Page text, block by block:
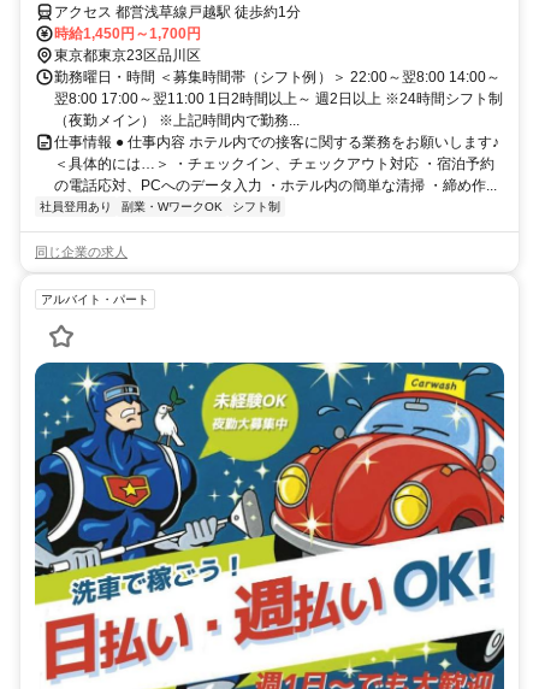
アクセス 都営浅草線戸越駅 徒歩約1分
時給1,450円～1,700円
東京都東京23区品川区
勤務曜日・時間 ＜募集時間帯（シフト例）＞ 22:00～翌8:00 14:00～
翌8:00 17:00～翌11:00 1日2時間以上～ 週2日以上 ※24時間シフト制
（夜勤メイン） ※上記時間内で勤務...
仕事情報 ● 仕事内容 ホテル内での接客に関する業務をお願いします♪
＜具体的には…＞ ・チェックイン、チェックアウト対応 ・宿泊予約
の電話応対、PCへのデータ入力 ・ホテル内の簡単な清掃 ・締め作...
社員登用あり 副業・WワークOK シフト制
同じ企業の求人
アルバイト・パート